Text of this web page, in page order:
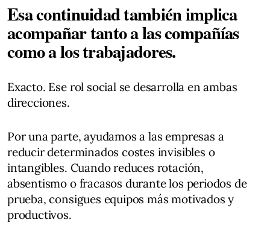
Esa continuidad también implica
acompañar tanto a las compañías
como a los trabajadores.
Exacto. Ese rol social se desarrolla en ambas
direcciones.
Por una parte, ayudamos a las empresas a
reducir determinados costes invisibles o
intangibles. Cuando reduces rotación,
absentismo o fracasos durante los periodos de
prueba, consigues equipos más motivados y
productivos.